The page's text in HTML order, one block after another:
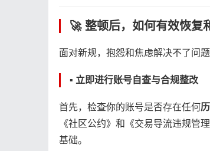
🚀 整顿后，如何有效恢复
面对新规，抱怨和焦虑解决不了问
▪️ 立即进行账号自查与合规整改
首先，检查你的账号是否存在任何​
《社区公约》和《交易导流违规管
基础。